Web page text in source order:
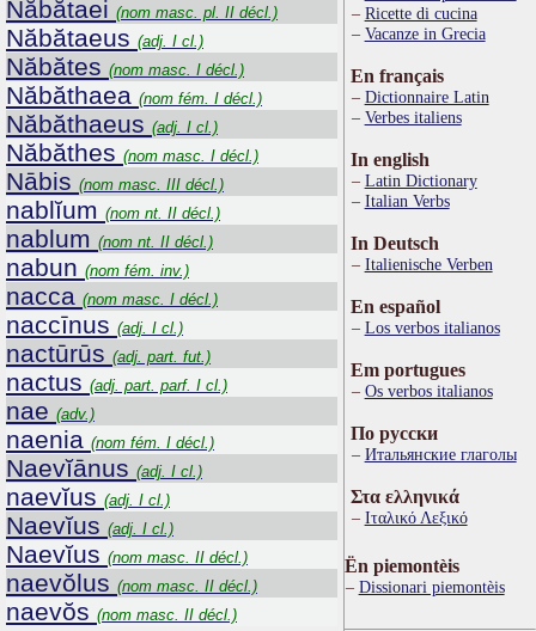
Năbătaei (nom masc. pl. II décl.)
Năbătaeus (adj. I cl.)
Năbătes (nom masc. I décl.)
Năbăthaea (nom fém. I décl.)
Năbăthaeus (adj. I cl.)
Năbăthes (nom masc. I décl.)
Nābis (nom masc. III décl.)
nablĭum (nom nt. II décl.)
nablum (nom nt. II décl.)
nabun (nom fém. inv.)
nacca (nom masc. I décl.)
naccīnus (adj. I cl.)
nactūrūs (adj. part. fut.)
nactus (adj. part. parf. I cl.)
nae (adv.)
naenia (nom fém. I décl.)
Naevĭānus (adj. I cl.)
naevĭus (adj. I cl.)
Naevĭus (adj. I cl.)
Naevĭus (nom masc. II décl.)
naevŏlus (nom masc. II décl.)
naevŏs (nom masc. II décl.)
Ricette di cucina
Vacanze in Grecia
En français
Dictionnaire Latin
Verbes italiens
In english
Latin Dictionary
Italian Verbs
In Deutsch
Italienische Verben
En español
Los verbos italianos
Em portugues
Os verbos italianos
По русски
Итальянские глаголы
Στα ελληνικά
Ιταλικό Λεξικό
Ën piemontèis
Dissionari piemontèis